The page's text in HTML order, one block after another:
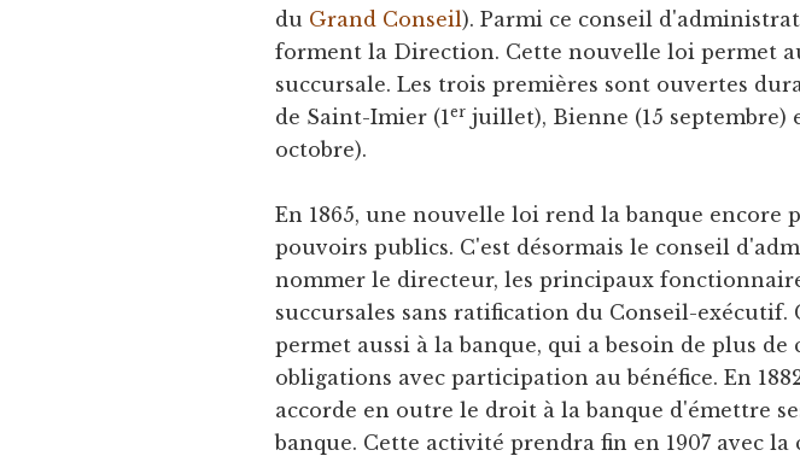
du Grand Conseil). Parmi ce conseil
forment la Direction. Cette nouvelle loi permet
succursale. Les trois premières sont ouvertes
de Saint-Imier (1er juillet), Bienne (15 septembre)
octobre).
En 1865, une nouvelle loi rend la banque encore
pouvoirs publics. C'est désormais le conseil
nommer le directeur, les principaux
succursales sans ratification du Conseil-exécutif.
permet aussi à la banque, qui a besoin de plus de
obligations avec participation au bénéfice. En
accorde en outre le droit à la banque d'émettre
banque. Cette activité prendra fin en 1907 avec